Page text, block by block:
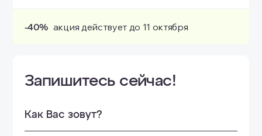
-40% акция действует до 11 октября
Запишитесь сейчас!
Как Вас зовут?